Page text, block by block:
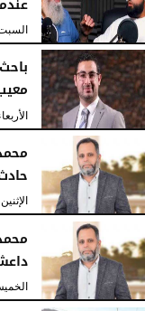
السبت، 29 نوفمبر
الأربعاء، 19
الإثنين، 27 مايو
الخميس، 4